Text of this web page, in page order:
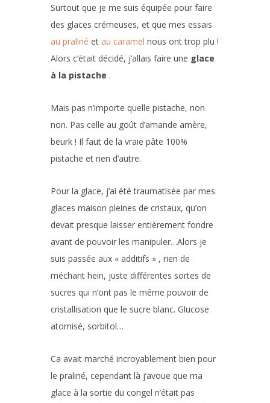
Surtout que je me suis équipée pour faire
des glaces crémeuses, et que mes essais
au praliné et au caramel nous ont trop plu !
Alors c’était décidé, j’allais faire une glace
à la pistache .
Mais pas n’importe quelle pistache, non
non. Pas celle au goût d’amande amère,
beurk ! Il faut de la vraie pâte 100%
pistache et rien d’autre.
Pour la glace, j’ai été traumatisée par mes
glaces maison pleines de cristaux, qu’on
devait presque laisser entièrement fondre
avant de pouvoir les manipuler…Alors je
suis passée aux « additifs » , rien de
méchant hein, juste différentes sortes de
sucres qui n’ont pas le même pouvoir de
cristallisation que le sucre blanc. Glucose
atomisé, sorbitol…
Ca avait marché incroyablement bien pour
le praliné, cependant là j’avoue que ma
glace à la sortie du congel n’était pas